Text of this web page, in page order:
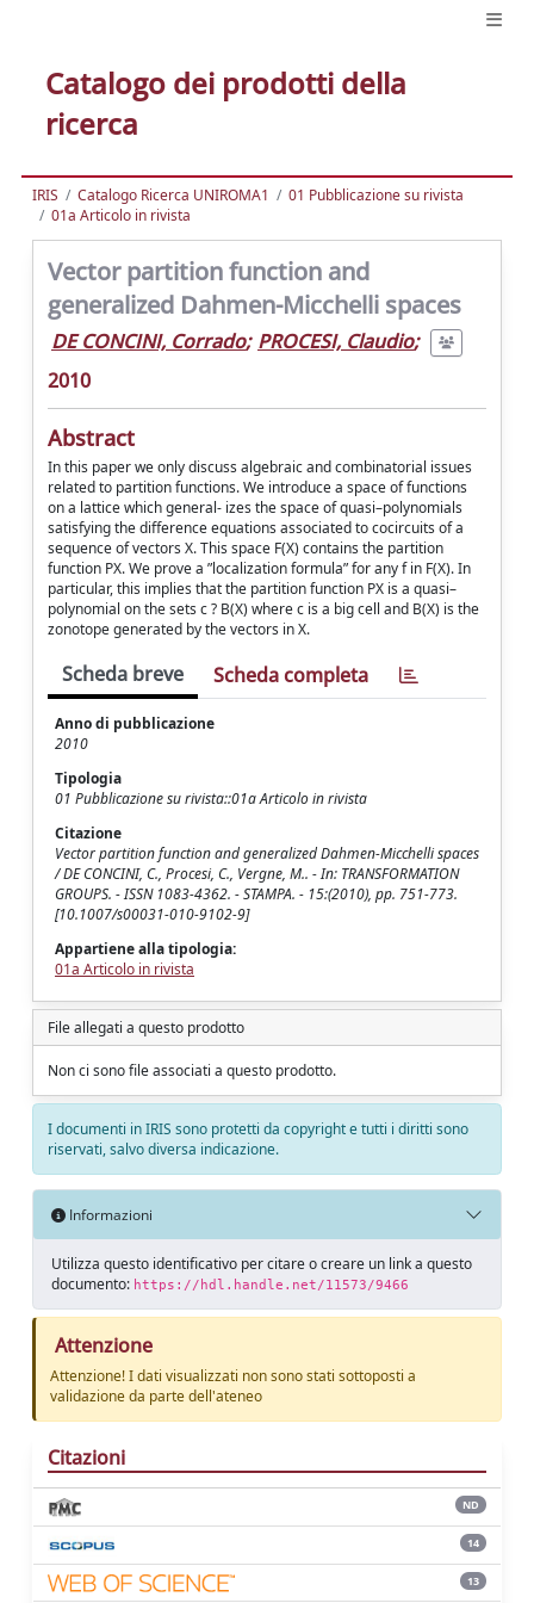
Catalogo dei prodotti della
ricerca
IRIS Catalogo Ricerca UNIROMA1
01 Pubblicazione su rivista
01a Articolo in rivista
Vector partition function and
generalized Dahmen-Micchelli spaces
DE CONCINI, Corrado; PROCESI, Claudio;
2010
Abstract
In this paper we only discuss algebraic and combinatorial issues
related to partition functions. We introduce a space of functions
on a lattice which general- izes the space of quasi–polynomials
satisfying the difference equations associated to cocircuits of a
sequence of vectors X. This space F(X) contains the partition
function PX. We prove a ”localization formula” for any f in F(X). In
particular, this implies that the partition function PX is a quasi–
polynomial on the sets c ? B(X) where c is a big cell and B(X) is the
zonotope generated by the vectors in X.
Scheda breve Scheda completa
Anno di pubblicazione
2010
Tipologia
01 Pubblicazione su rivista::01a Articolo in rivista
Citazione
Vector partition function and generalized Dahmen-Micchelli spaces
/ DE CONCINI, C., Procesi, C., Vergne, M.. - In: TRANSFORMATION
GROUPS. - ISSN 1083-4362. - STAMPA. - 15:(2010), pp. 751-773.
[10.1007/s00031-010-9102-9]
Appartiene alla tipologia:
01a Articolo in rivista
File allegati a questo prodotto
Non ci sono file associati a questo prodotto.
I documenti in IRIS sono protetti da copyright e tutti i diritti sono
riservati, salvo diversa indicazione.
Informazioni
Utilizza questo identificativo per citare o creare un link a questo
documento: https://hdl.handle.net/11573/9466
Attenzione
Attenzione! I dati visualizzati non sono stati sottoposti a
validazione da parte dell'ateneo
Citazioni
ND
14
13